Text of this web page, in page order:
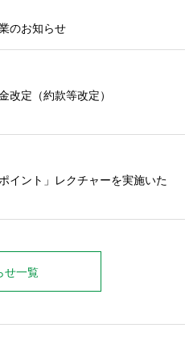
のお知らせ
改定（約款等改定）
イント」レクチャーを実施いた
せ一覧